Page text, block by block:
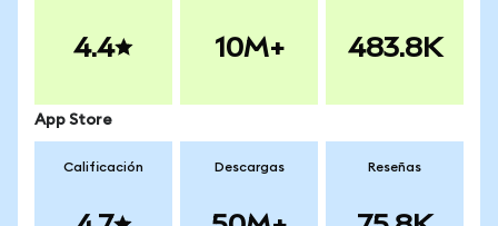
4.4 10M+ 483.8K
App Store
Calificación Descargas Reseñas